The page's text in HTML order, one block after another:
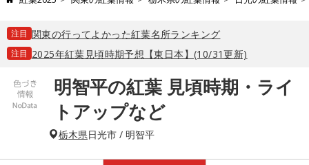
注目 関東の行ってよかった紅葉名所ランキング
注目 2025年紅葉見頃時期予想【東日本】(10/31更新)
明智平の紅葉 見頃時期・ライ
トアップなど
栃木県日光市 / 明智平